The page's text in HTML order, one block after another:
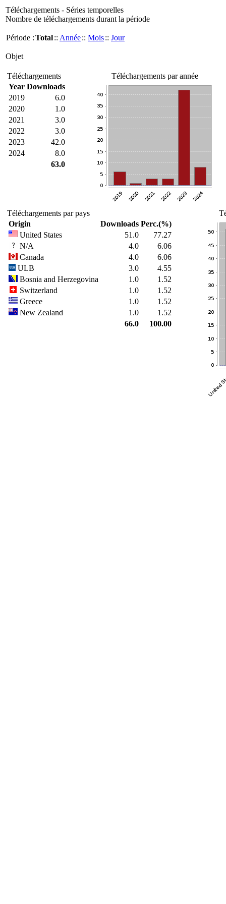
Téléchargements - Séries temporelles
Nombre de téléchargements durant la période
Période :Total:: Année:: Mois:: Jour
Objet
Téléchargements
Year Downloads
2019
6.0
2020
1.0
2021
3.0
2022
3.0
2023
42.0
2024
8.0
63.0
Téléchargements par année
Téléchargements par pays
Origin
Downloads Perc.(%)
United States
51.0
77.27
N/A
4.0
6.06
Canada
4.0
6.06
ULB
3.0
4.55
Bosnia and Herzegovina
1.0
1.52
Switzerland
1.0
1.52
Greece
1.0
1.52
New Zealand
1.0
1.52
66.0
100.00